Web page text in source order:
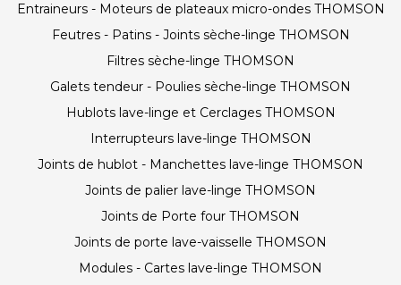
Entraineurs - Moteurs de plateaux micro-ondes THOMSON
Feutres - Patins - Joints sèche-linge THOMSON
Filtres sèche-linge THOMSON
Galets tendeur - Poulies sèche-linge THOMSON
Hublots lave-linge et Cerclages THOMSON
Interrupteurs lave-linge THOMSON
Joints de hublot - Manchettes lave-linge THOMSON
Joints de palier lave-linge THOMSON
Joints de Porte four THOMSON
Joints de porte lave-vaisselle THOMSON
Modules - Cartes lave-linge THOMSON